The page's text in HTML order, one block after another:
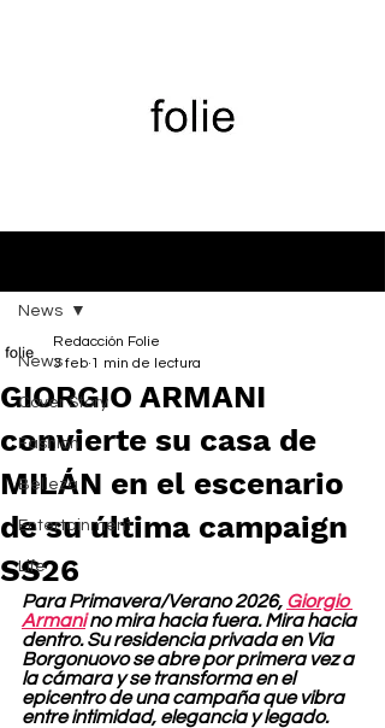
News
Cover Story
Fashion
Belleza
Entertainment
Life
News
GIORGIO ARMANI
convierte su casa de
MILÁN en el escenario
de su última campaign
SS26
Redacción Folie
3 feb 1 min de lectura
Para Primavera/Verano 2026, Giorgio
Armani no mira hacia fuera. Mira hacia
dentro. Su residencia privada en Via
Borgonuovo se abre por primera vez a
la cámara y se transforma en el
epicentro de una campaña que vibra
entre intimidad, elegancia y legado.